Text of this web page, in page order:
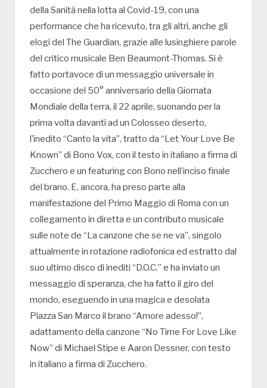
della Sanità nella lotta al Covid-19, con una
performance che ha ricevuto, tra gli altri, anche gli
elogi del The Guardian, grazie alle lusinghiere parole
del critico musicale Ben Beaumont-Thomas. Si è
fatto portavoce di un messaggio universale in
occasione del 50° anniversario della Giornata
Mondiale della terra, il 22 aprile, suonando per la
prima volta davanti ad un Colosseo deserto,
l’inedito “Canto la vita”, tratto da “Let Your Love Be
Known” di Bono Vox, con il testo in italiano a firma di
Zucchero e un featuring con Bono nell’inciso finale
del brano. E, ancora, ha preso parte alla
manifestazione del Primo Maggio di Roma con un
collegamento in diretta e un contributo musicale
sulle note de “La canzone che se ne va”, singolo
attualmente in rotazione radiofonica ed estratto dal
suo ultimo disco di inediti “D.O.C.” e ha inviato un
messaggio di speranza, che ha fatto il giro del
mondo, eseguendo in una magica e desolata
Piazza San Marco il brano “Amore adesso!”,
adattamento della canzone “No Time For Love Like
Now” di Michael Stipe e Aaron Dessner, con testo
in italiano a firma di Zucchero.